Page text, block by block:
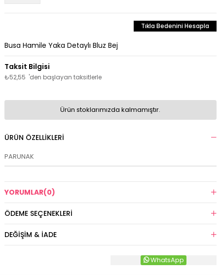
Tıkla Bedenini Hesapla
Busa Hamile Yaka Detaylı Bluz Bej
₺52,55 'den başlayan taksitlerle
Ürün stoklarımızda kalmamıştır.
ÜRÜN ÖZELLIKLERI
PARUNAK
YORUMLAR(0)
ÖDEME SEÇENEKLERI
DEĞIŞIM & İADE
WhatsApp